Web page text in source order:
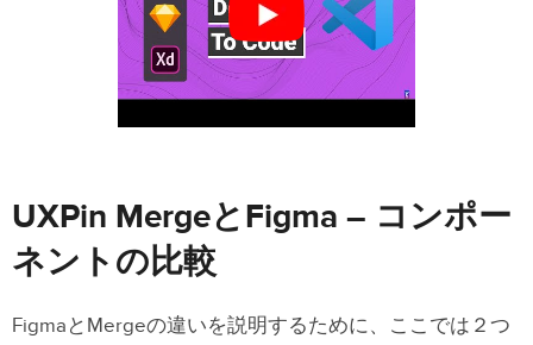
UXPin MergeとFigma – コンポー
ネントの比較
FigmaとMergeの違いを説明するために、ここでは２つ